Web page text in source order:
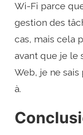
Wi-Fi parce
gestion des
cas, mais cela
avant que je le
Web, je ne
à.